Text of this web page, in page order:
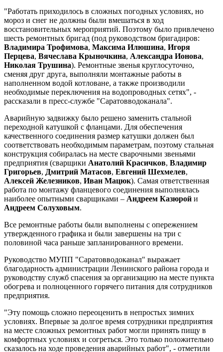
"Работать приходилось в сложных погодных условиях, но
мороз и снег не должны были вмешаться в ход
восстановительных мероприятий. Поэтому было привлечено
шесть ремонтных бригад (под руководством бригадиров:
Владимира Трофимова, Максима Илюшина, Игоря
Перцева, Вячеслава Крыночкина, Александра Ионова,
Николая Трушина). Ремонтные звенья круглосуточно,
сменяя друг друга, выполняли монтажные работы в
наполненном водой котловане, а также производили
необходимые переключения на водопроводных сетях", -
рассказали в пресс-службе "Саратовводоканала".
Аварийную задвижку было решено заменить стальной
переходной катушкой с фланцами. Для обеспечения
качественного соединения размер катушки должен был
соответствовать необходимым параметрам, поэтому стальная
конструкция собиралась на месте сварочными звеньями
предприятия (сварщики Анатолий Красичков, Владимир
Григорьев, Дмитрий Матасов, Евгений Шехмелев,
Алексей Железников, Иван Мацюк). Самая ответственная
работа по монтажу фланцевого соединения выполнялась
наиболее опытными сварщиками – Андреем Казюрой и
Андреем Солуховым.
Все ремонтные работы были выполнены с опережением
утвержденного графика и были завершены на три с
половиной часа раньше запланированного времени.
Руководство МУПП "Саратовводоканал" выражает
благодарность администрации Ленинского района города и
руководству служб спасения за организацию на месте пункта
обогрева и полноценного горячего питания для сотрудников
предприятия.
"Эту помощь сложно переоценить в непростых зимних
условиях. Впервые за долгое время сотрудники предприятия
на месте сложных ремонтных работ могли принять пищу в
комфортных условиях и согреться. Это только положительно
сказалось на ходе проведения аварийных работ", - отметили